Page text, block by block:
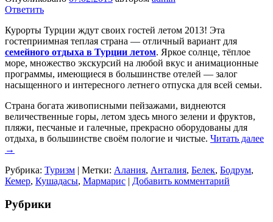
Ответить
Курорты Турции ждут своих гостей летом 2013! Эта
гостеприимная теплая страна — отличный вариант для
семейного отдыха в Турции летом. Яркое солнце, тёплое
море, множество экскурсий на любой вкус и анимационные
программы, имеющиеся в большинстве отелей — залог
насыщенного и интересного летнего отпуска для всей семьи.
Страна богата живописными пейзажами, виднеются
величественные горы, летом здесь много зелени и фруктов,
пляжи, песчаные и галечные, прекрасно оборудованы для
отдыха, в большинстве своём пологие и чистые. Читать далее
→
Рубрика: Туризм | Метки: Алания, Анталия, Белек, Бодрум,
Кемер, Кушадасы, Мармарис | Добавить комментарий
Рубрики